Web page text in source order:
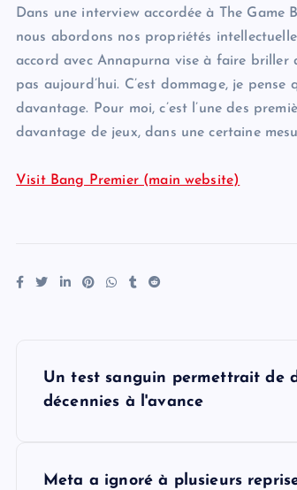
Dans une interview accordée à The
nous abordons nos propriétés
accord avec Annapurna vise à faire briller
pas aujourd’hui. C’est dommage, je
davantage. Pour moi, c’est l’une des
davantage de jeux, dans une certaine
Visit Bang Premier (main website)
Un test sanguin permettrait de
décennies à l'avance
Meta a ignoré à plusieurs